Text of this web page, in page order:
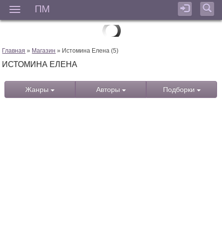
ПМ
Главная » Магазин » Истомина Елена (5)
ИСТОМИНА ЕЛЕНА
Жанры Авторы Подборки